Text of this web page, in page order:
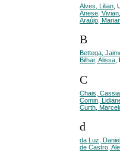
Alves, Lilian ,
Anese, Vivian
Araújo,
B
Bettega,
Bilhar, Alissa,
C
Chais,
Comin,
Curth,
d
da Luz,
de Castro,